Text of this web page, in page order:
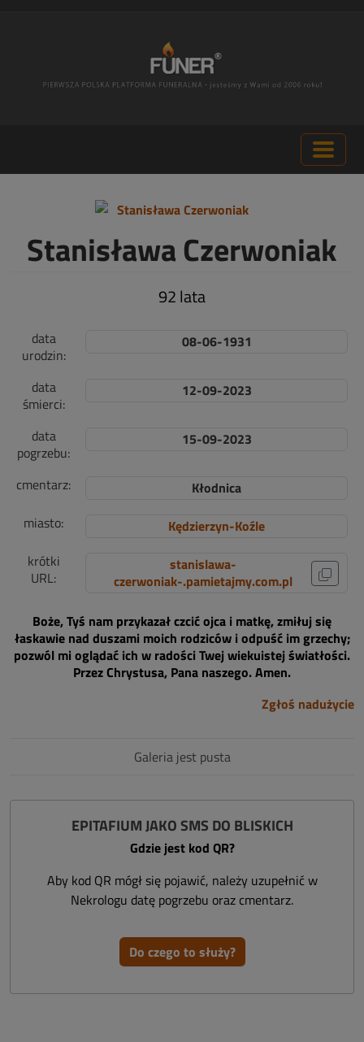
Stanisława Czerwoniak
92 lata
data
urodzin:
08-06-1931
data
śmierci:
12-09-2023
data
pogrzebu:
15-09-2023
cmentarz:
Kłodnica
miasto:
Kędzierzyn-Koźle
krótki
URL:
stanislawa-
czerwoniak-.pamietajmy.com.pl
Boże, Tyś nam przykazał czcić ojca i matkę, zmiłuj się
łaskawie nad duszami moich rodziców i odpuść im grzechy;
pozwól mi oglądać ich w radości Twej wiekuistej światłości.
Przez Chrystusa, Pana naszego. Amen.
Zgłoś nadużycie
Galeria jest pusta
EPITAFIUM JAKO SMS DO BLISKICH
Gdzie jest kod QR?
Aby kod QR mógł się pojawić, należy uzupełnić w
Nekrologu datę pogrzebu oraz cmentarz.
Do czego to służy?